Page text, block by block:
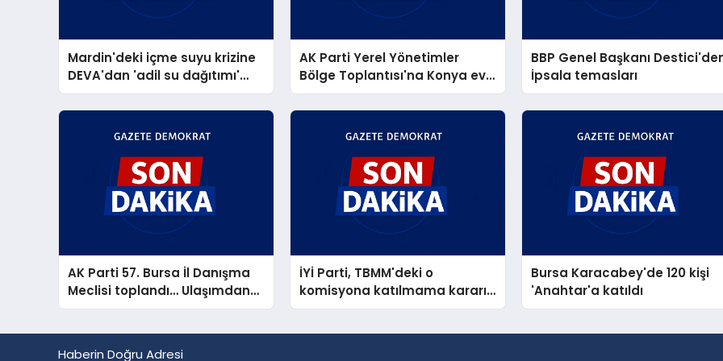
Mardin'deki içme suyu krizine
DEVA'dan 'adil su dağıtımı'
önerisi
AK Parti Yerel Yönetimler
Bölge Toplantısı'na Konya ev
sahipliği yaptı
BBP Genel Başkanı
İpsala temasları
AK Parti 57. Bursa İl Danışma
Meclisi toplandı… Ulaşımdan
Bursa'ya 266,8 milyar TL'lik
İYİ Parti, TBMM'deki o
komisyona katılmama kararı
aldı
Bursa Karacabey'de 120 kişi
'Anahtar'a katıldı
Haberin Doğru Adresi